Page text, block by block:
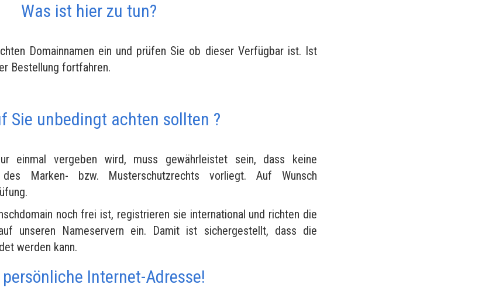
Was ist hier zu tun?
Domainnamen ein und prüfen Sie ob dieser Verfügbar ist. Ist
Bestellung fortfahren.
Sie unbedingt achten sollten ?
einmal vergeben wird, muss gewährleistet sein, dass keine
des Marken- bzw. Musterschutzrechts vorliegt. Auf Wunsch
noch frei ist, registrieren sie international und richten die
unseren Nameservern ein. Damit ist sichergestellt, dass die
werden kann.
persönliche Internet-Adresse!